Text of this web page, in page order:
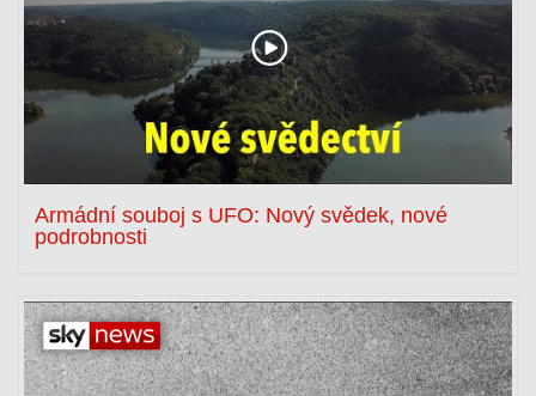
Armádní souboj s UFO: Nový svědek, nové
podrobnosti